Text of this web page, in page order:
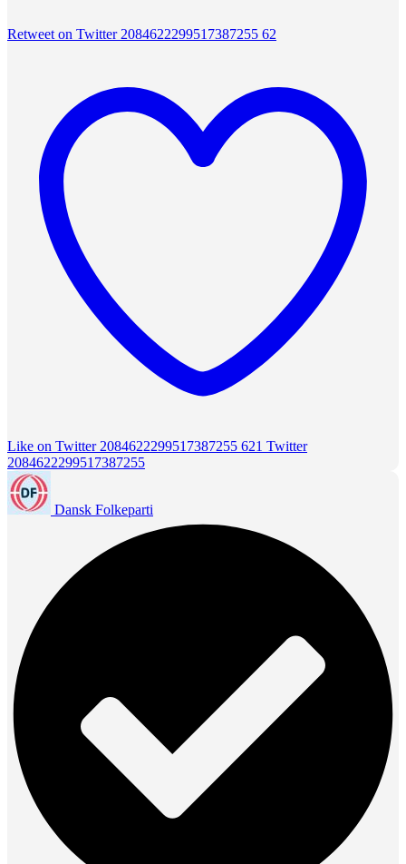
Retweet on Twitter 2084622299517387255 62
Like on Twitter 2084622299517387255 621 Twitter
2084622299517387255
Dansk Folkeparti